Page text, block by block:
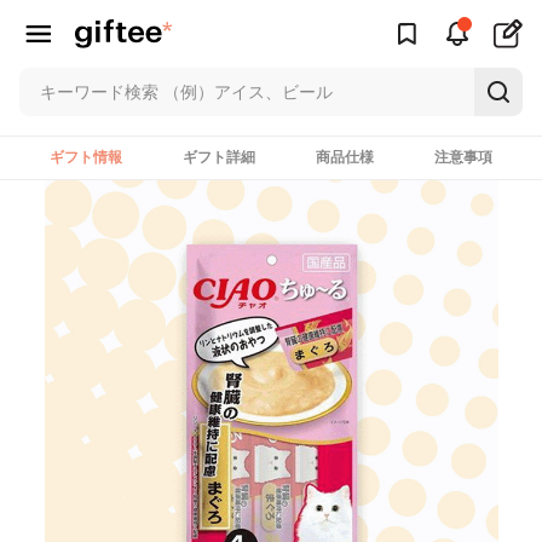
ギフト情報 ギフト詳細 商品仕様 注意事項